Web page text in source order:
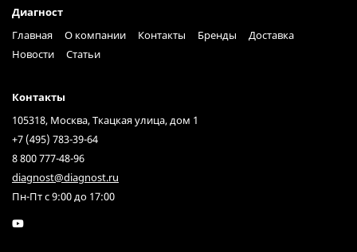
Диагност
Главная
О компании Контакты Бренды
Доставка
Новости
Статьи
Контакты
105318, Москва, Ткацкая улица, дом 1
+7 (495) 783-39-64
8 800 777-48-96
diagnost@diagnost.ru
Пн-Пт с 9:00 до 17:00